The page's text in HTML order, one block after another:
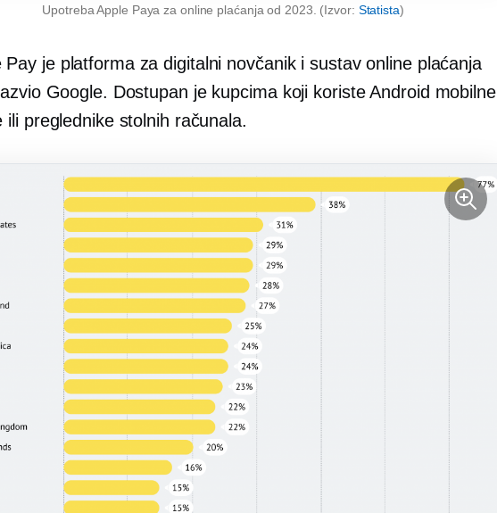
Upotreba Apple Paya za online plaćanja od 2023. (Izvor: Statista)
Pay je platforma za digitalni novčanik i sustav online plaćanja
Google. Dostupan je kupcima koji koriste Android mobilne
ili preglednike stolnih računala.